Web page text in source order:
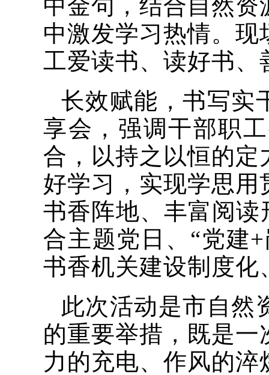
中金句，结合自然
中激发学习热情。
工爱读书、读好书
长效赋能，书写实
享会，强调干部职
合，以持之以恒的
好学习，实现学思
书香阵地、丰富阅读
合主题党日、“党建
书香机关建设制度化
此次活动是市自然
的重要举措，既是
力的充电、作风的